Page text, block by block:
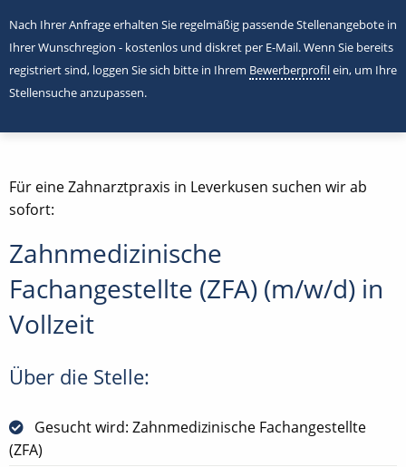
Nach Ihrer Anfrage erhalten Sie regelmäßig passende Stellenangebote in
Ihrer Wunschregion - kostenlos und diskret per E-Mail. Wenn Sie bereits
registriert sind, loggen Sie sich bitte in Ihrem Bewerberprofilein, um Ihre
Stellensuche anzupassen.
Für eine Zahnarztpraxis in Leverkusen suchen wir ab
sofort:
Zahnmedizinische
Fachangestellte (ZFA) (m/w/d) in
Vollzeit
Über die Stelle:
Gesucht wird: Zahnmedizinische Fachangestellte
(ZFA)